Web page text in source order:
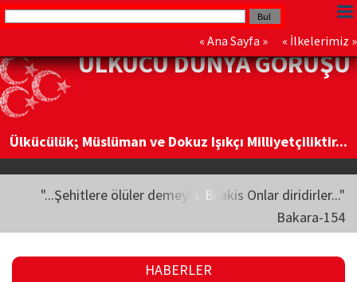
« Ana Sayfa » « İlkelerimiz »
ÜLKÜCÜ DÜNYA GÖRÜŞÜ
Ülkücülük; Müslüman ve Dokuz Işıkçı Milliyetçiliktir...
"...Şehitlere ölüler demeyin. Bilakis Onlar diridirler..."
Bakara-154
HABERLER